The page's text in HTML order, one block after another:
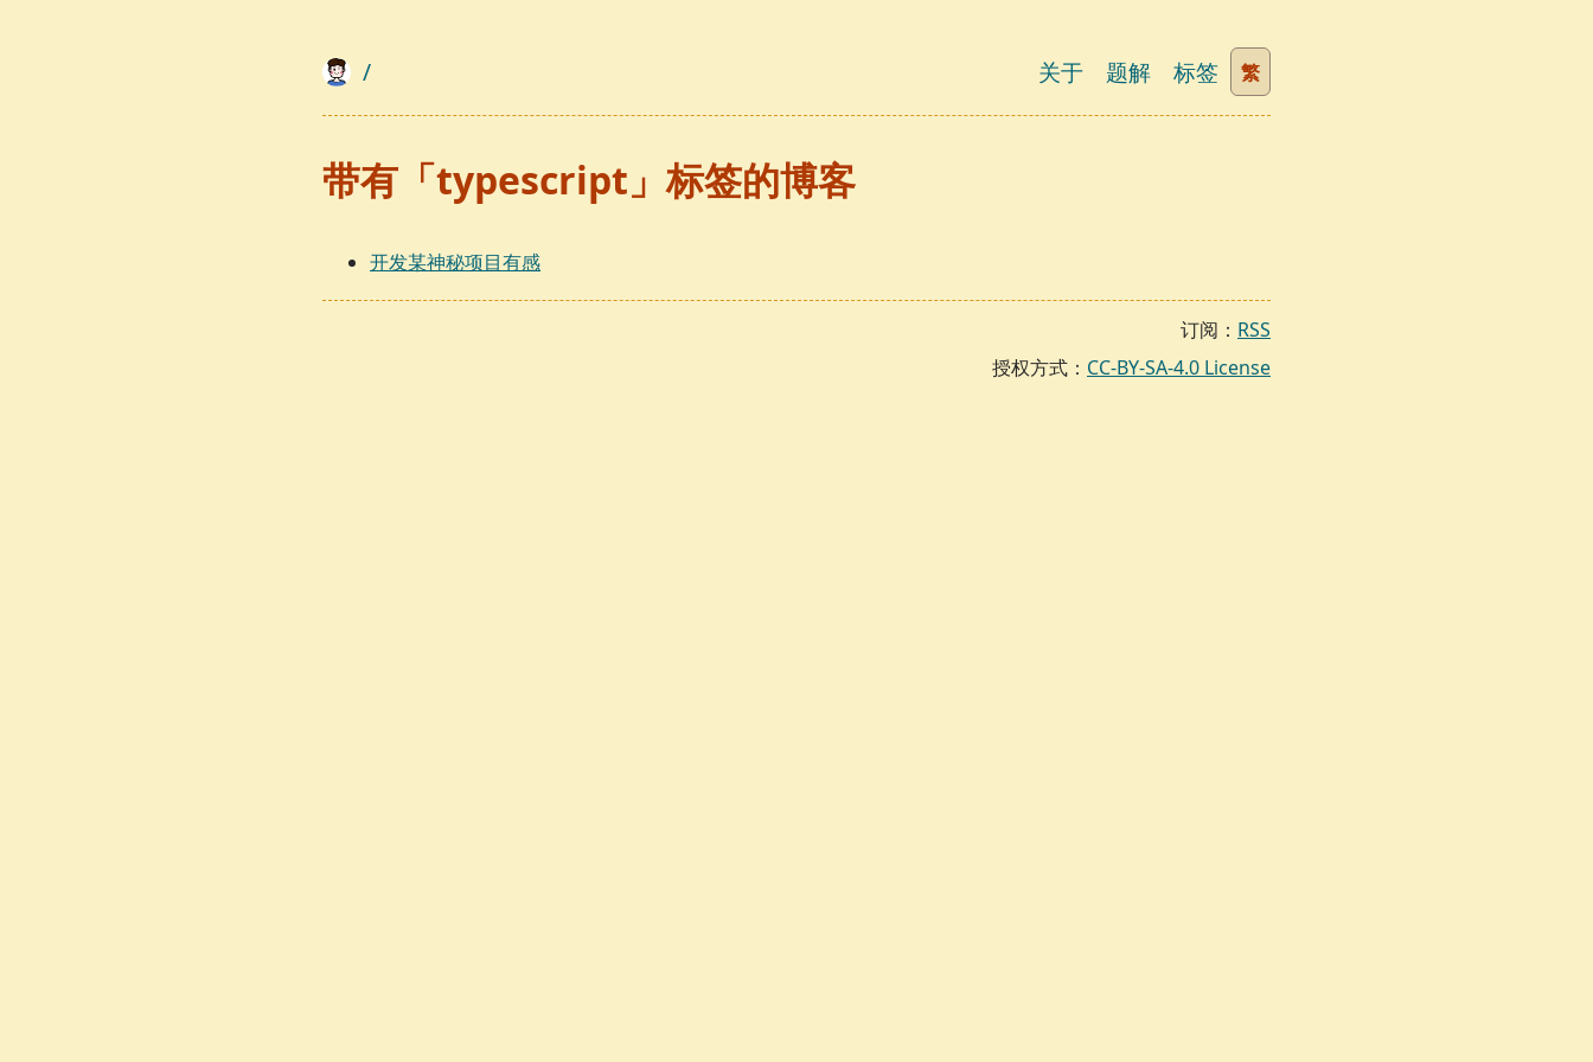
/ 关于 题解 标签 繁
带有「typescript」标签的博客
开发某神秘项目有感
订阅： RSS
授权方式： CC-BY-SA-4.0 License